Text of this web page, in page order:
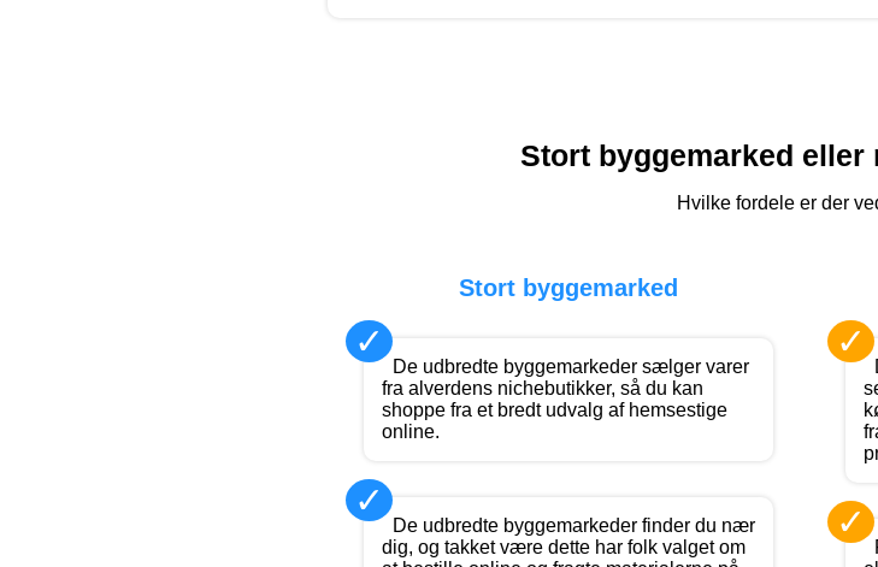
Stort byggemarked eller
Hvilke fordele er der
Stort byggemarked
✓
De udbredte byggemarkeder sælger varer
fra alverdens nichebutikker, så du kan
shoppe fra et bredt udvalg af hemsestige
online.
✓
De udbredte byggemarkeder finder du nær
dig, og takket være dette har folk valget om
✓
✓